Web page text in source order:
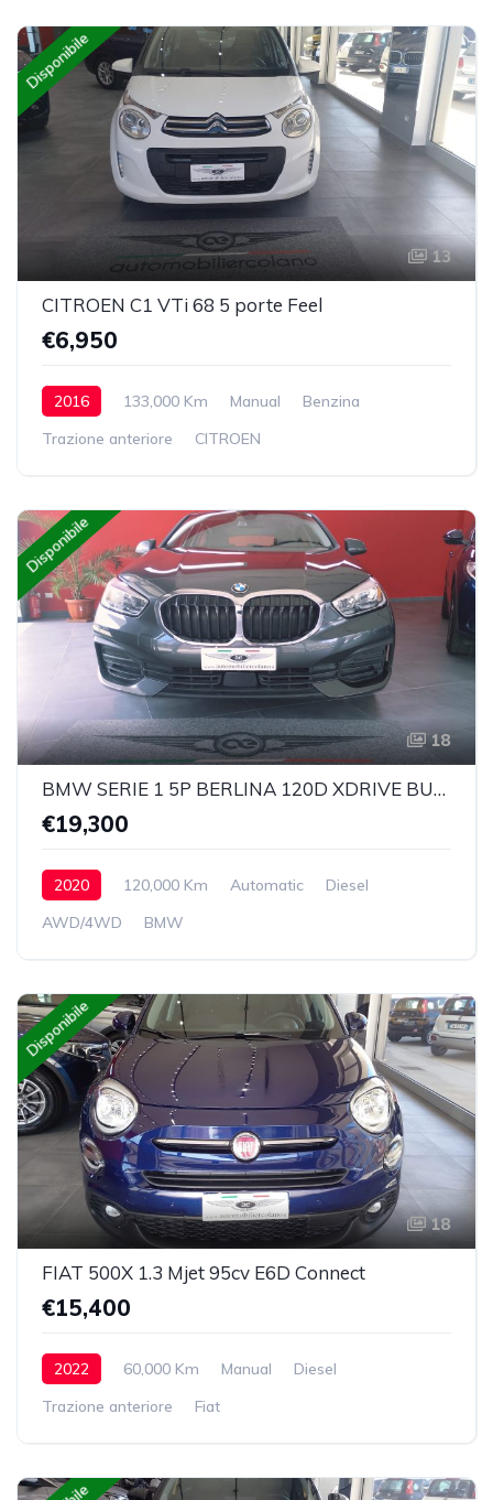
Disponibile
13
CITROEN C1 VTi 68 5 porte Feel
€6,950
2016 133,000 Km Manual
Benzina
Trazione anteriore
CITROEN
Disponibile
18
BMW SERIE 1 5P BERLINA 120D XDRIVE BUSINESS ADVANTAGE AUTOMATICA
€19,300
2020 120,000 Km Automatic
Diesel
AWD/4WD
BMW
Disponibile
18
FIAT 500X 1.3 Mjet 95cv E6D Connect
€15,400
2022 60,000 Km Manual
Diesel
Trazione anteriore
Fiat